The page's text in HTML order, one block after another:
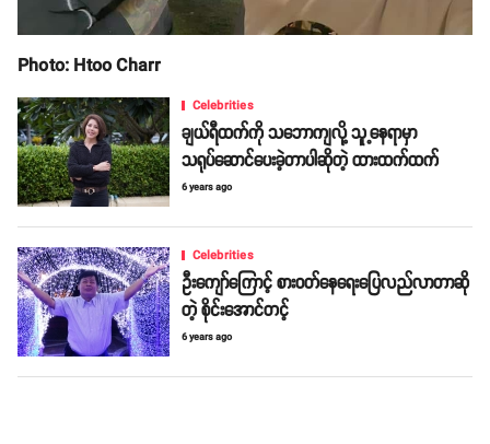
Photo: Htoo Charr
Celebrities
ချယ်ရီထက်ကို သဘောကျလို့ သူ့နေရာမှာ
သရုပ်ဆောင်ပေးခဲ့တာပါဆိုတဲ့ ထားထက်ထက်
6 years ago
Celebrities
ဦးကျော်ကြောင့် စားဝတ်နေရေးပြေလည်လာတာဆို
တဲ့ စိုင်းအောင်တင့်
6 years ago